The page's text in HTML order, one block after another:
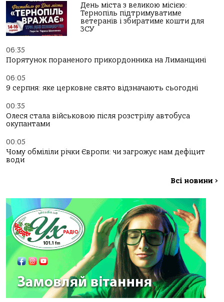
День міста з великою місією:
Тернопіль підтримуватиме
ветеранів і збиратиме кошти для
ЗСУ
06:35
Порятунок пораненого прикордонника на Лиманщині
06:05
9 серпня: яке церковне свято відзначають сьогодні
00:35
Олеся стала військовою після розстрілу автобуса
окупантами
00:05
Чому обміліли річки Європи: чи загрожує нам дефіцит
води
Всі новини >